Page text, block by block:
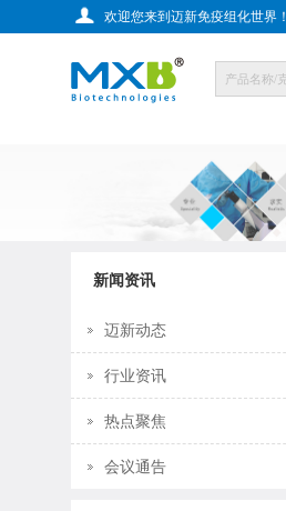
欢迎您来到迈新免疫组化世界！
新闻资讯
迈新动态
行业资讯
热点聚焦
会议通告